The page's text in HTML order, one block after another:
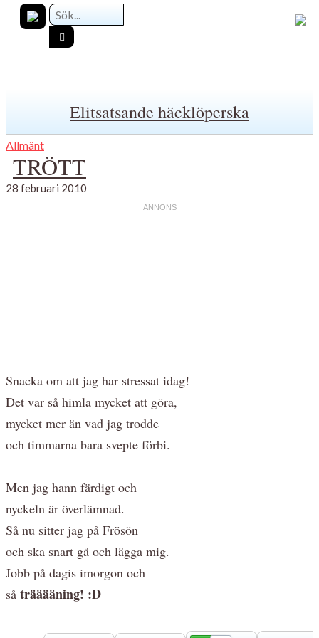
Elitsatsande häcklöperska
Allmänt
TRÖTT
28 februari 2010
Snacka om att jag har stressat idag!
Det var så himla mycket att göra,
mycket mer än vad jag trodde
och timmarna bara svepte förbi.
Men jag hann färdigt och
nyckeln är överlämnad.
Så nu sitter jag på Frösön
och ska snart gå och lägga mig.
Jobb på dagis imorgon och
så trääääning! :D